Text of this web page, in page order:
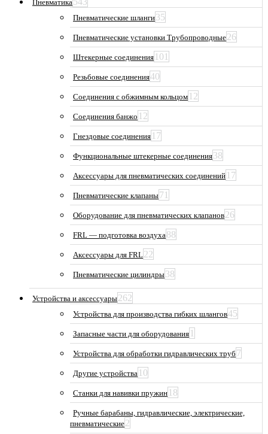
Пневматика
Пневматические шланги35
Пневматические установки Трубопроводные26
Штекерные соединения 101
Резьбовые соединения40
Соединения с обжимным кольцом 12
Соединения банжо 12
Гнездовые соединения 17
Функциональные штекерные соединения38
Аксессуары для пневматических соединений 17
Пневматические клапаны71
Оборудование для пневматических клапанов26
FRL — подготовка воздуха88
Аксессуары для FRL22
Пневматические цилиндры38
Устройства и аксессуары262
Устройства для производства гибких шлангов45
Запасные части для оборудования 1
Устройства для обработки гидравлических труб 7
Другие устройства 10
Станки для навивки пружин 18
Ручные барабаны, гидравлические, электрические,
пневматические2